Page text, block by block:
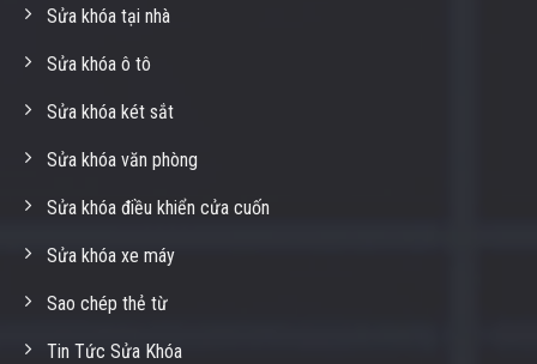
Sửa khóa tại nhà
Sửa khóa ô tô
Sửa khóa két sắt
Sửa khóa văn phòng
Sửa khóa điều khiển cửa cuốn
Sửa khóa xe máy
Sao chép thẻ từ
Tin Tức Sửa Khóa